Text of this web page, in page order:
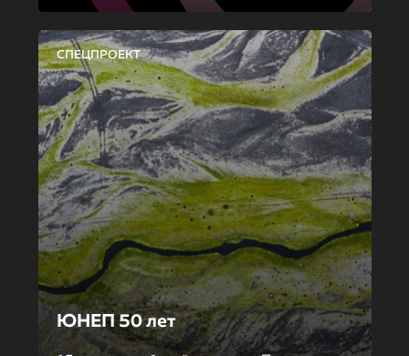
СПЕЦПРОЕКТ
ЮНЕП 50 лет